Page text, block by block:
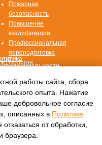
«СПЕКТР»
на
данных
Пожарная
безопасность
Повышение
квалификации
Профессиональная
переподготовка
Полигон
работы сайта, сбора
опыта. Нажатие
добровольное согласие
описанных в Политике
от обработки,
браузера.